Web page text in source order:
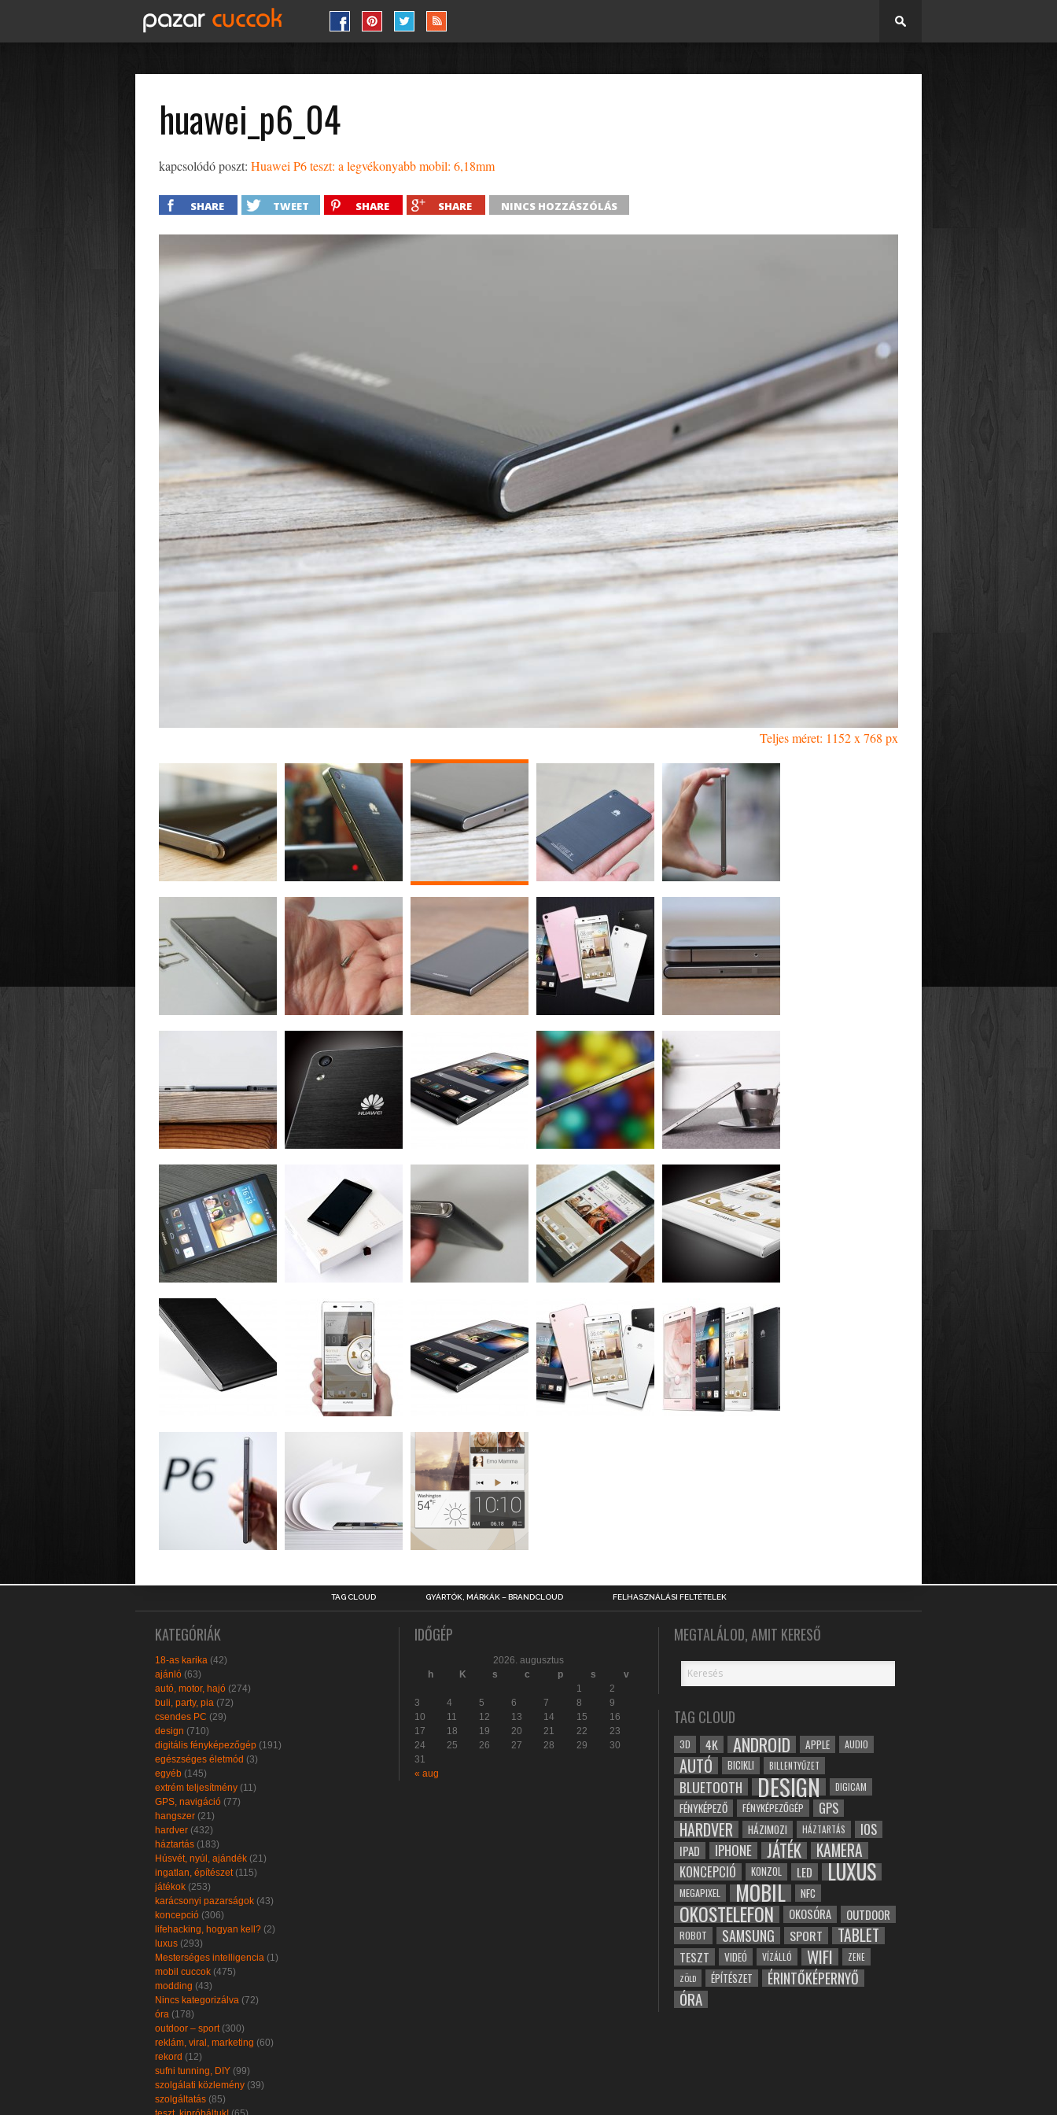
huawei_p6_04
kapcsolódó poszt:Huawei P6 teszt: a legvékonyabb mobil: 6,18mm
SHARE TWEET SHARE SHARE NINCS HOZZÁSZÓLÁS
Teljes méret: 1152 x 768 px
TAG CLOUD GYÁRTÓK, MÁRKÁK – BRANDCLOUD FELHASZNÁLÁSI FELTÉTELEK
KATEGÓRIÁK
18-as karika (42)
ajánló (63)
autó, motor, hajó (274)
buli, party, pia (72)
csendes PC (29)
design (710)
digitális fényképezőgép (191)
egészséges életmód (3)
egyéb (145)
extrém teljesítmény (11)
GPS, navigáció (77)
hangszer (21)
hardver (432)
háztartás (183)
Húsvét, nyúl, ajándék (21)
ingatlan, építészet(115)
játékok (253)
karácsonyi pazarságok (43)
koncepció (306)
lifehacking, hogyan kell? (2)
luxus (293)
Mesterséges intelligencia (1)
mobil cuccok (475)
modding (43)
Nincs kategorizálva (72)
óra (178)
outdoor – sport(300)
reklám, viral, marketing (60)
rekord (12)
sufni tunning, DIY (99)
szolgálati közlemény (39)
szolgáltatás (85)
IDŐGÉP
2026. augusztus
h
K s c p s
v
1
2
3
4 5 6 7 8
9
10
11 12 13 14 15
16
17
18 19 20 21 22
23
24
25 26 27 28 29
30
31
« aug
MEGTALÁLOD, AMIT KERESŐ
TAG CLOUD
3D 4K ANDROID APPLE AUDIO
AUTÓ BICIKLI BILLENTYŰZET
BLUETOOTH DESIGN DIGICAM
FÉNYKÉPEZŐ FÉNYKÉPEZŐGÉP GPS
HARDVER HÁZIMOZI HÁZTARTÁS IOS
IPAD IPHONE JÁTÉK KAMERA
KONCEPCIÓ KONZOL LED LUXUS
MEGAPIXEL MOBIL NFC
OKOSTELEFON OKOSÓRA OUTDOOR
ROBOT SAMSUNG SPORT TABLET
TESZT VIDEÓ VÍZÁLLÓ WIFI
ZENE
ZÖLD
ÉPÍTÉSZET ÉRINTŐKÉPERNYŐ
ÓRA